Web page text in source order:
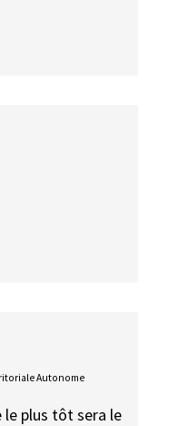
Autonome
le plus tôt sera le